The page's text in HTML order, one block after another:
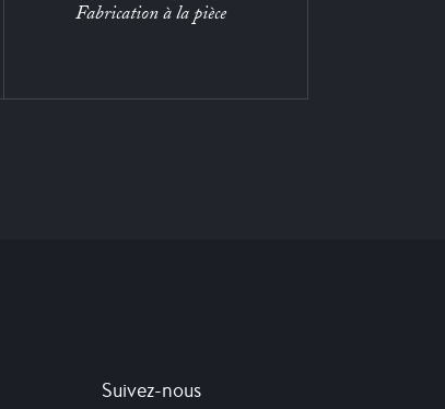
Fabrication à la pièce
Suivez-nous